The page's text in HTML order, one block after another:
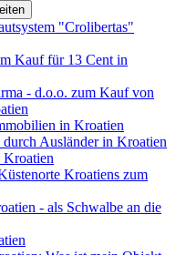
"Crolibertas"
Kauf für 13 Cent in
- d.o.o. zum Kauf von
in Kroatien
Ausländer in Kroatien
Kroatien
Kroatiens zum
- als Schwalbe an die